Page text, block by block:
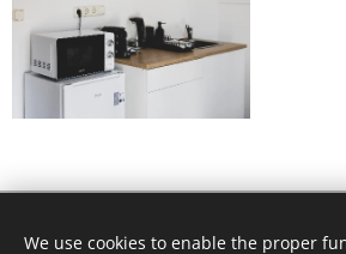
We use cookies to enable the proper